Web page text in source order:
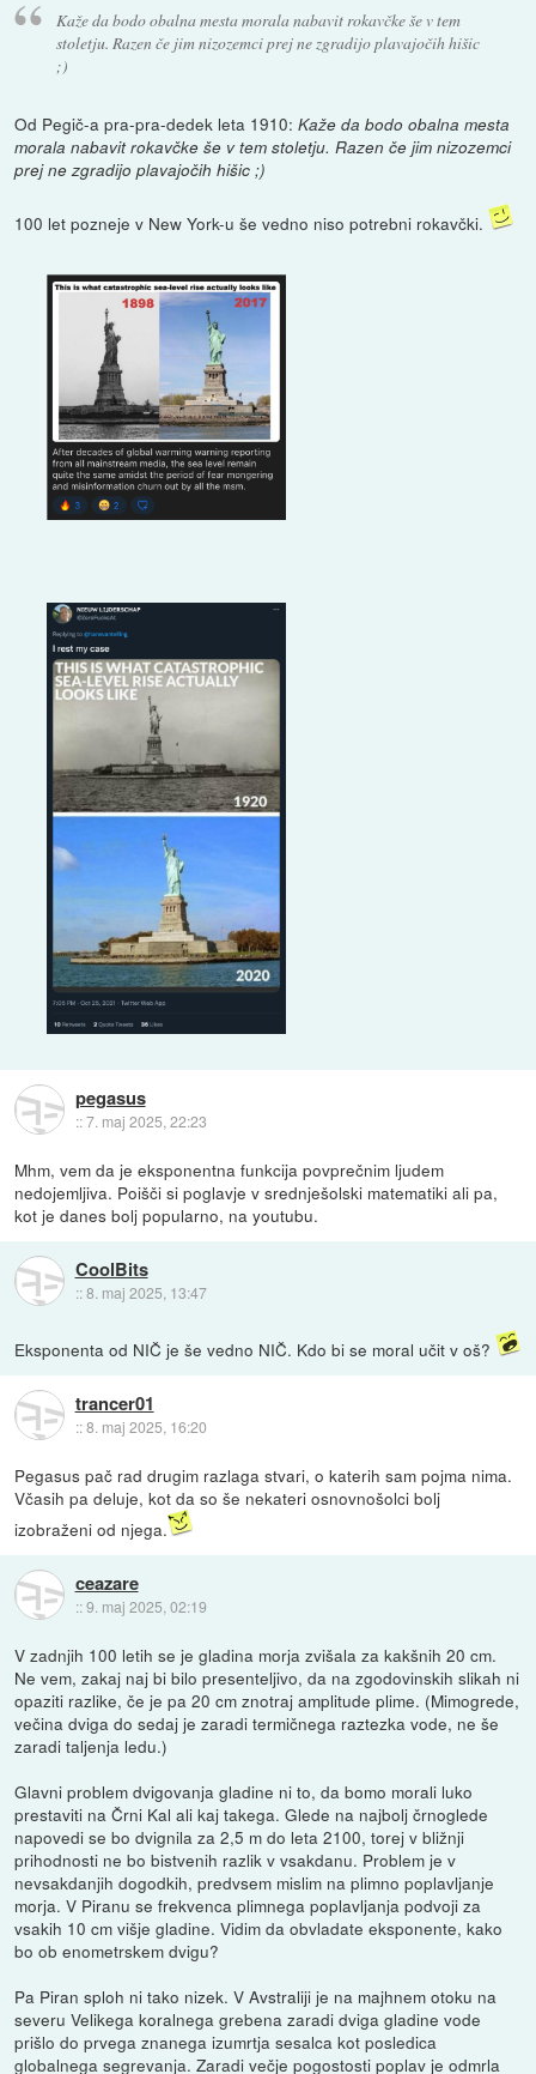
Kaže da bodo obalna mesta morala nabavit rokavčke še v tem
stoletju. Razen če jim nizozemci prej ne zgradijo plavajočih hišic
;)
Od Pegič-a pra-pra-dedek leta 1910:Kaže da bodo obalna mesta
morala nabavit rokavčke še v tem stoletju. Razen če jim nizozemci
prej ne zgradijo plavajočih hišic ;)
100 let pozneje v New York-u še vedno niso potrebni rokavčki.
pegasus
::7. maj 2025, 22:23
Mhm, vem da je eksponentna funkcija povprečnim ljudem
nedojemljiva. Poišči si poglavje v srednješolski matematiki ali pa,
kot je danes bolj popularno, na youtubu.
CoolBits
::8. maj 2025, 13:47
Eksponenta od NIČ je še vedno NIČ. Kdo bi se moral učit v oš?
trancer01
::8. maj 2025, 16:20
Pegasus pač rad drugim razlaga stvari, o katerih sam pojma nima.
Včasih pa deluje, kot da so še nekateri osnovnošolci bolj
izobraženi od njega.
ceazare
::9. maj 2025, 02:19
V zadnjih 100 letih se je gladina morja zvišala za kakšnih 20 cm.
Ne vem, zakaj naj bi bilo presenteljivo, da na zgodovinskih slikah ni
opaziti razlike, če je pa 20 cm znotraj amplitude plime. (Mimogrede,
večina dviga do sedaj je zaradi termičnega raztezka vode, ne še
zaradi taljenja ledu.)
Glavni problem dvigovanja gladine ni to, da bomo morali luko
prestaviti na Črni Kal ali kaj takega. Glede na najbolj črnoglede
napovedi se bo dvignila za 2,5 m do leta 2100, torej v bližnji
prihodnosti ne bo bistvenih razlik v vsakdanu. Problem je v
nevsakdanjih dogodkih, predvsem mislim na plimno poplavljanje
morja. V Piranu se frekvenca plimnega poplavljanja podvoji za
vsakih 10 cm višje gladine. Vidim da obvladate eksponente, kako
bo ob enometrskem dvigu?
Pa Piran sploh ni tako nizek. V Avstraliji je na majhnem otoku na
severu Velikega koralnega grebena zaradi dviga gladine vode
prišlo do prvega znanega izumrtja sesalca kot posledica
globalnega segrevanja. Zaradi večje pogostosti poplav je odmrla